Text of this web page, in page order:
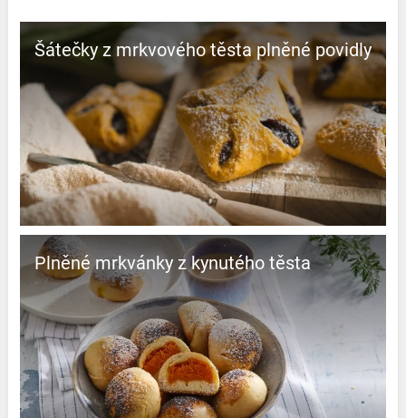
Šátečky z mrkvového těsta plněné povidly
Plněné mrkvánky z kynutého těsta